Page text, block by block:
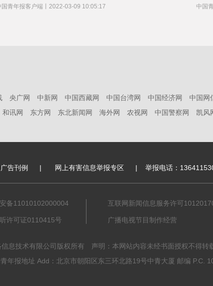
国青年报客户端 2022-03-09 10:05:17 中国
央广网 中新网 中国西藏网 中国台湾网 中国经济网 中国网
和讯网 东方网 东北新闻网 海外网 农视网 中国警察网 凯风
广告刊例 | 网上有害信息举报专区 | 举报电话：
备11010102000004
许可证0110415号
互联网新闻信息服务许可
广播电视节目制作经营
信息技术有限公司版权所有 声明：本网站内容未经书面授权不得转
年报地址 Add：北京市朝阳区东三环北路19号中青大厦 邮编 P.C.